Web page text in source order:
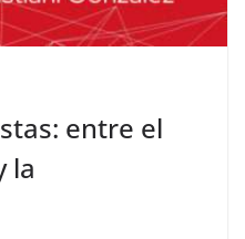
entre el
la